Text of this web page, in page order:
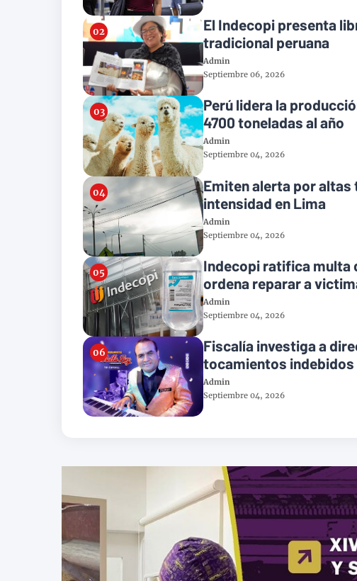
El Indecopi presenta
tradicional peruana
Admin
Septiembre 06, 2026
Perú lidera la
4700 toneladas al año
Admin
Septiembre 04, 2026
Emiten alerta por
intensidad en Lima
Admin
Septiembre 04, 2026
Indecopi ratifica multa
ordena reparar a
Admin
Septiembre 04, 2026
Fiscalía investiga a
tocamientos indebidos
Admin
Septiembre 04, 2026